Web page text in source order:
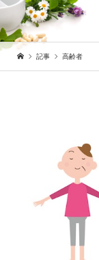
記事 高齢者